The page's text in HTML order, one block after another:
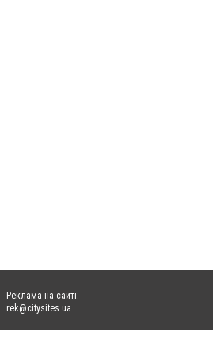
Реклама на сайті:
rek@citysites.ua